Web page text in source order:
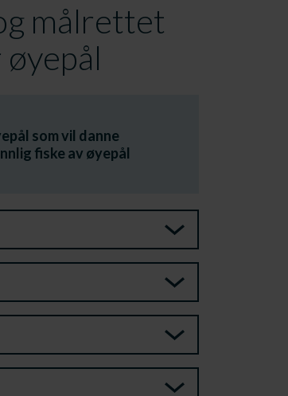
målrettet
som vil danne
fiske av øyepål